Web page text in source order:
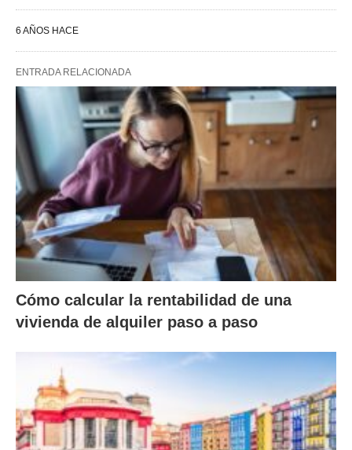
6 AÑOS HACE
ENTRADA RELACIONADA
Cómo calcular la rentabilidad de una
vivienda de alquiler paso a paso